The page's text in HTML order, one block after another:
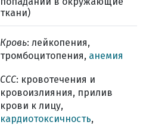
ткани)
Кровь: лейкопения,
тромбоцитопения, анемия
ССС: кровотечения и
кровоизлияния, прилив
крови к лицу,
кардиотоксичность,